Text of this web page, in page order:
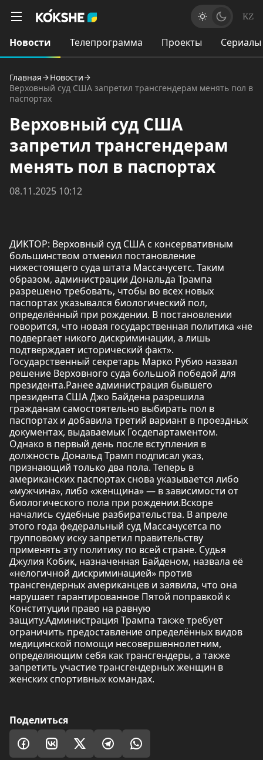
KZ
Новости Телепрограмма Проекты Сериалы
Главная
Новости
Верховный суд США запретил трансгендерам менять пол в
паспортах
Верховный суд США
запретил трансгендерам
менять пол в паспортах
08.11.2025 10:12
ДИКТОР: Верховный суд США с консервативным
большинством отменил постановление
нижестоящего суда штата Массачусетс. Таким
образом, администрации Дональда Трампа
разрешено требовать, чтобы во всех новых
паспортах указывался биологический пол,
определённый при рождении. В постановлении
говорится, что новая государственная политика «не
подвергает никого дискриминации, а лишь
подтверждает исторический факт».
Государственный секретарь Марко Рубио назвал
решение Верховного суда большой победой для
президента.Ранее администрация бывшего
президента США Джо Байдена разрешила
гражданам самостоятельно выбирать пол в
паспортах и добавила третий вариант в проездных
документах, выдаваемых Госдепартаментом.
Однако в первый день после вступления в
должность Дональд Трамп подписал указ,
признающий только два пола. Теперь в
американских паспортах снова указывается либо
«мужчина», либо «женщина» — в зависимости от
биологического пола при рождении.Вскоре
начались судебные разбирательства. В апреле
этого года федеральный суд Массачусетса по
групповому иску запретил правительству
применять эту политику по всей стране. Судья
Джулия Кобик, назначенная Байденом, назвала её
«нелогичной дискриминацией» против
трансгендерных американцев и заявила, что она
нарушает гарантированное Пятой поправкой к
Конституции право на равную
защиту.Администрация Трампа также требует
ограничить предоставление определённых видов
медицинской помощи несовершеннолетним,
определяющим себя как трансгендеры, а также
запретить участие трансгендерных женщин в
женских спортивных командах.
Поделиться